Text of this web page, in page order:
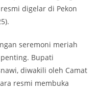
digelar di Pekon
seremoni meriah
Bupati
diwakili oleh Camat
resmi membuka